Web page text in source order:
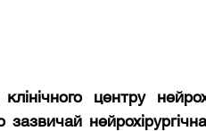
центру
зазвичай